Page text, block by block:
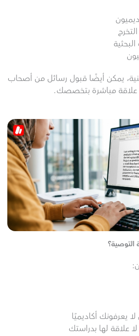
يمكن أيضًا قبول رسائل من أصحاب
علاقة مباشرة بتخصصك.
التوصية؟
يعرفونك أكاديميًا
علاقة لها بدراستك